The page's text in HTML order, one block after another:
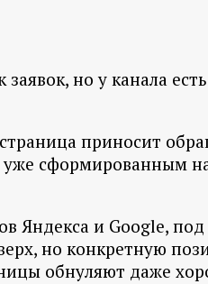
но у канала
приносит
уже сформированным
Яндекса и Google,
но конкретную
обнуляют даже